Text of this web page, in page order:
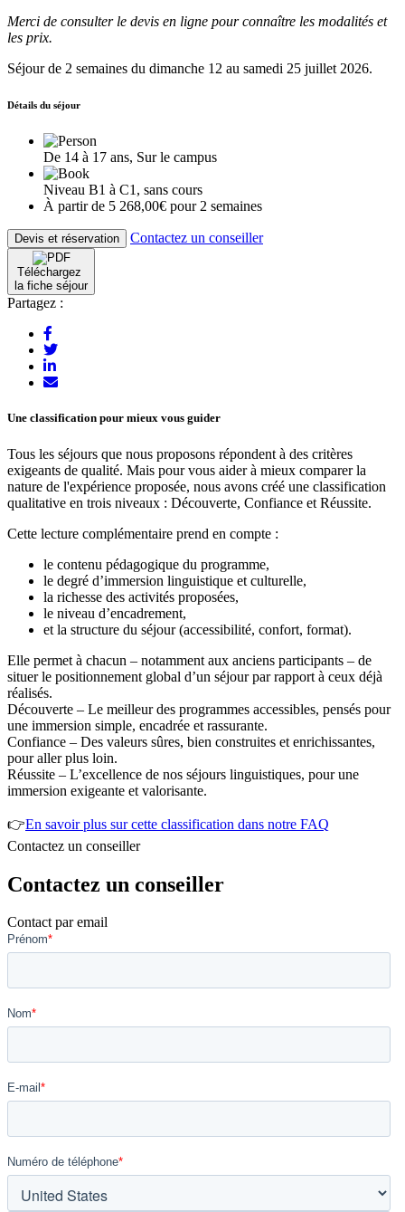
Merci de consulter le devis en ligne pour connaître les modalités et
les prix.
Séjour de 2 semaines du dimanche 12 au samedi 25 juillet 2026.
Détails du séjour
De 14 à 17 ans, Sur le campus
Niveau B1 à C1, sans cours
À partir de 5 268,00€ pour 2 semaines
Devis et réservation Contactez un conseiller
Téléchargez
la fiche séjour
Partagez :
Une classification pour mieux vous guider
Tous les séjours que nous proposons répondent à des critères
exigeants de qualité. Mais pour vous aider à mieux comparer la
nature de l'expérience proposée, nous avons créé une classification
qualitative en trois niveaux : Découverte, Confiance et Réussite.
Cette lecture complémentaire prend en compte :
le contenu pédagogique du programme,
le degré d’immersion linguistique et culturelle,
la richesse des activités proposées,
le niveau d’encadrement,
et la structure du séjour (accessibilité, confort, format).
Elle permet à chacun – notamment aux anciens participants – de
situer le positionnement global d’un séjour par rapport à ceux déjà
réalisés.
Découverte – Le meilleur des programmes accessibles, pensés pour
une immersion simple, encadrée et rassurante.
Confiance – Des valeurs sûres, bien construites et enrichissantes,
pour aller plus loin.
Réussite – L’excellence de nos séjours linguistiques, pour une
immersion exigeante et valorisante.
👉En savoir plus sur cette classification dans notre FAQ
Contactez un conseiller
Contactez un conseiller
Contact par email